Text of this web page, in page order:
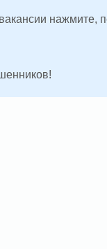
нажмите,